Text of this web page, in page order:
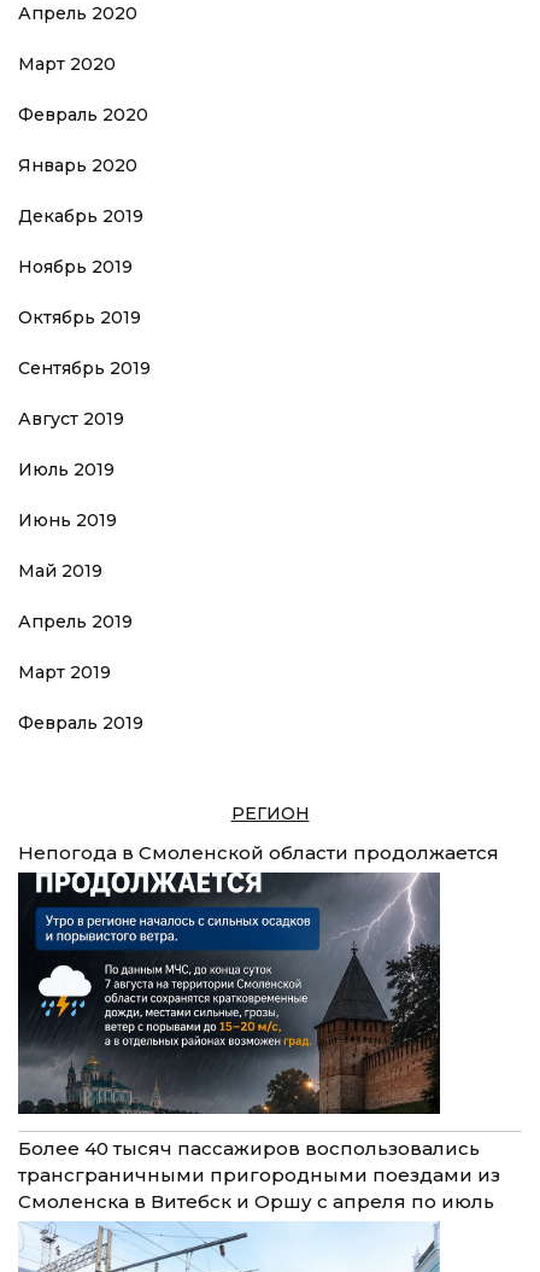
Апрель 2020
Март 2020
Февраль 2020
Январь 2020
Декабрь 2019
Ноябрь 2019
Октябрь 2019
Сентябрь 2019
Август 2019
Июль 2019
Июнь 2019
Май 2019
Апрель 2019
Март 2019
Февраль 2019
РЕГИОН
Непогода в Смоленской области продолжается
Более 40 тысяч пассажиров воспользовались
трансграничными пригородными поездами из
Смоленска в Витебск и Оршу с апреля по июль